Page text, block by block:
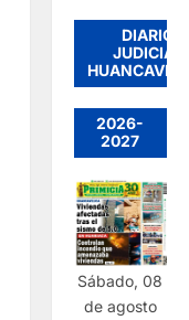
DIARIO
JUDICIAL
2026-
2027
Sábado, 08
de agosto